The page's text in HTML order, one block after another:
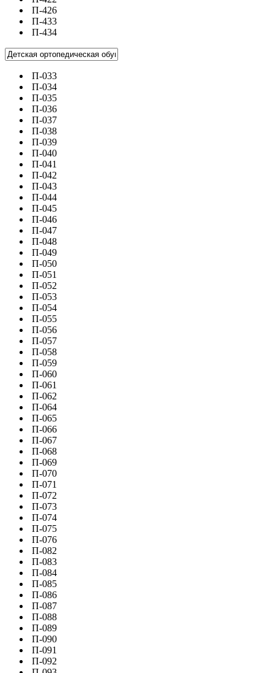
П-426
П-433
П-434
П-033
П-034
П-035
П-036
П-037
П-038
П-039
П-040
П-041
П-042
П-043
П-044
П-045
П-046
П-047
П-048
П-049
П-050
П-051
П-052
П-053
П-054
П-055
П-056
П-057
П-058
П-059
П-060
П-061
П-062
П-064
П-065
П-066
П-067
П-068
П-069
П-070
П-071
П-072
П-073
П-074
П-075
П-076
П-082
П-083
П-084
П-085
П-086
П-087
П-088
П-089
П-090
П-091
П-092